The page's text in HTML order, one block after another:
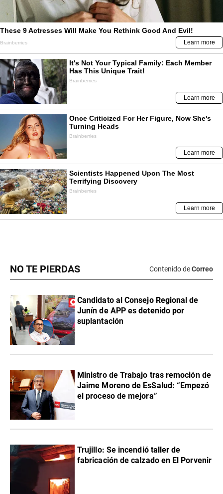
NO TE PIERDAS Contenido deCorreo
Candidato al Consejo Regional de
Junín de APP es detenido por
suplantación
Ministro de Trabajo tras remoción de
Jaime Moreno de EsSalud: “Empezó
el proceso de mejora”
Trujillo: Se incendió taller de
fabricación de calzado en El Porvenir